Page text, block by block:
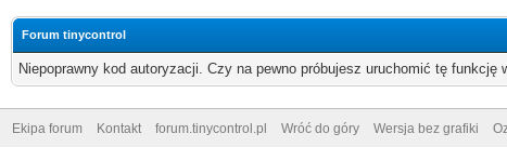
Forum tinycontrol
Niepoprawny kod autoryzacji. Czy na pewno próbujesz uruchomić tę funkcję
Ekipa forum Kontakt forum.tinycontrol.pl Wróć do góry Wersja bez grafiki